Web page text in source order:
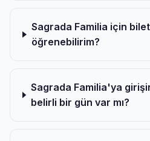
Sagrada Familia için
öğrenebilirim?
Sagrada Familia'ya
belirli bir gün var mı?